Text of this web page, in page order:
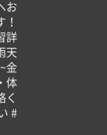
お
詳
天
金
体
く
#